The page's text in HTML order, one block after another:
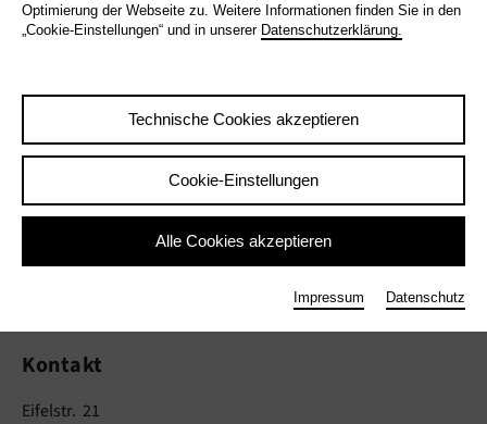
Optimierung der Webseite zu. Weitere Informationen finden Sie in den
„Cookie-Einstellungen“ und in unserer Datenschutzerklärung.
Technische Cookies akzeptieren
Cookie-Einstellungen
Alle Cookies akzeptieren
Impressum Datenschutz
2025 Carmen Stefanescu
Zurück|Übersicht
Carmen Stefanescu
Kontakt
Eifelstr. 21